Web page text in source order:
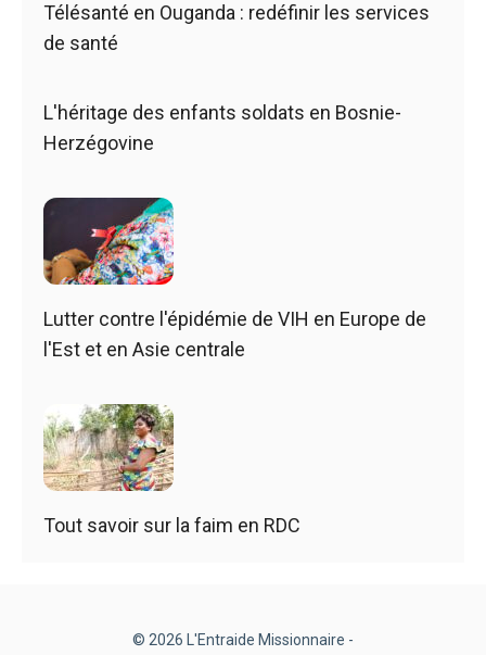
Télésanté en Ouganda : redéfinir les services
de santé
L'héritage des enfants soldats en Bosnie-
Herzégovine
Lutter contre l'épidémie de VIH en Europe de
l'Est et en Asie centrale
Tout savoir sur la faim en RDC
© 2026 L'Entraide Missionnaire -